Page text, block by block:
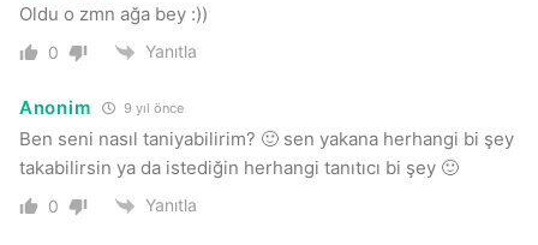
Oldu o zmn ağa bey :))
0 Yanıtla
Anonim 9 yıl önce
Ben seni nasıl taniyabilirim? 🙂 sen yakana herhangi bi şey
takabilirsin ya da istediğin herhangi tanıtıcı bi şey 🙂
0 Yanıtla